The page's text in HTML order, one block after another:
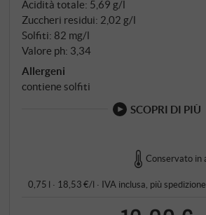
Acidità totale: 5,69 g/l
Zuccheri residui: 2,02 g/l
Solfiti: 82 mg/l
Valore ph: 3,34
Allergeni
contiene solfiti
SCOPRI DI PIÙ
Conservato in
0,75 l · 18,53 €/l · IVA inclusa , piùspedizione